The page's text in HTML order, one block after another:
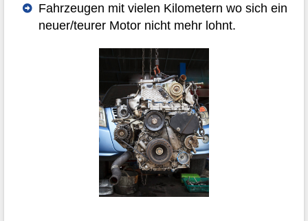
Fahrzeugen mit vielen Kilometern wo sich ein
neuer/teurer Motor nicht mehr lohnt.